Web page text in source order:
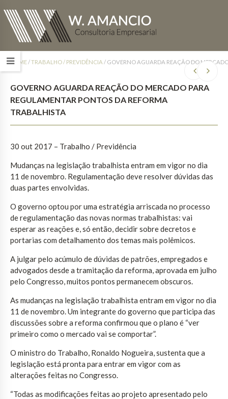
HOME/TRABALHO / PREVIDÊNCIA / GOVERNO AGUARDA REAÇÃO DO
GOVERNO AGUARDA REAÇÃO DO MERCADO PARA
REGULAMENTAR PONTOS DA REFORMA
TRABALHISTA
30 out 2017 – Trabalho / Previdência
Mudanças na legislação trabalhista entram em vigor no dia
11 de novembro. Regulamentação deve resolver dúvidas das
duas partes envolvidas.
O governo optou por uma estratégia arriscada no processo
de regulamentação das novas normas trabalhistas: vai
esperar as reações e, só então, decidir sobre decretos e
portarias com detalhamento dos temas mais polêmicos.
A julgar pelo acúmulo de dúvidas de patrões, empregados e
advogados desde a tramitação da reforma, aprovada em julho
pelo Congresso, muitos pontos permanecem obscuros.
As mudanças na legislação trabalhista entram em vigor no dia
11 de novembro. Um integrante do governo que participa das
discussões sobre a reforma confirmou que o plano é “ver
primeiro como o mercado vai se comportar”.
O ministro do Trabalho, Ronaldo Nogueira, sustenta que a
legislação está pronta para entrar em vigor com as
alterações feitas no Congresso.
“Todas as modificações feitas ao projeto apresentado pelo